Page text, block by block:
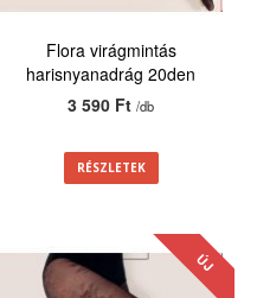
Flora virágmintás
harisnyanadrág 20den
3 590 Ft/db
RÉSZLETEK
ÚJ